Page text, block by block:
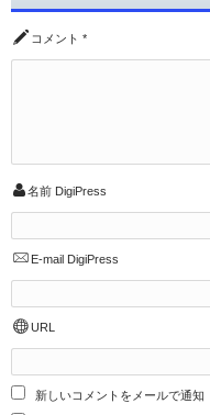
コメント *
名前 DigiPress
E-mail DigiPress
URL
新しいコメントをメールで通知